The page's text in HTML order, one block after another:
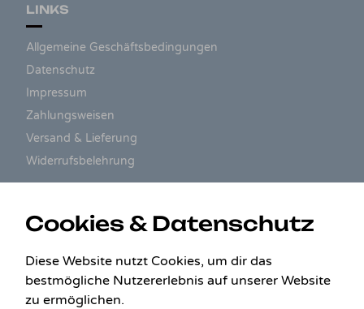
LINKS
Allgemeine Geschäftsbedingungen
Datenschutz
Impressum
Zahlungsweisen
Versand & Lieferung
Widerrufsbelehrung
Cookies & Datenschutz
Diese Website nutzt Cookies, um dir das
bestmögliche Nutzererlebnis auf unserer Website
zu ermöglichen.